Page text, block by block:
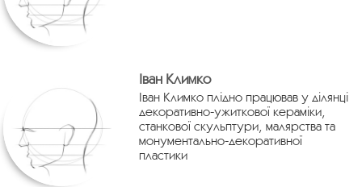
Іван Климко
Іван Климко плідно працював у ділянці
декоративно-ужиткової кераміки,
станкової скульптури, малярства та
монументально-декоративної
пластики